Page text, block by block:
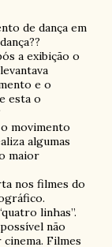
de dança em
a exibição o
e o
esta o
movimento
algumas
maior
nos filmes do
linhas”.
não
Filmes